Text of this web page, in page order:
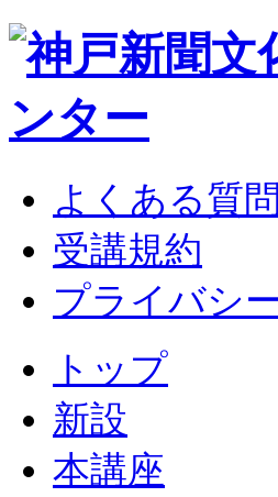
よくある質問
受講規約
プライバシ
トップ
新設
本講座